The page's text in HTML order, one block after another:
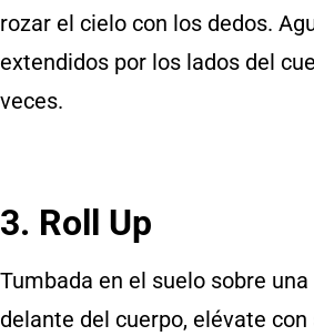
rozar el cielo con los dedos.
extendidos por los lados del
veces.
3. Roll Up
Tumbada en el suelo sobre
delante del cuerpo, elévate